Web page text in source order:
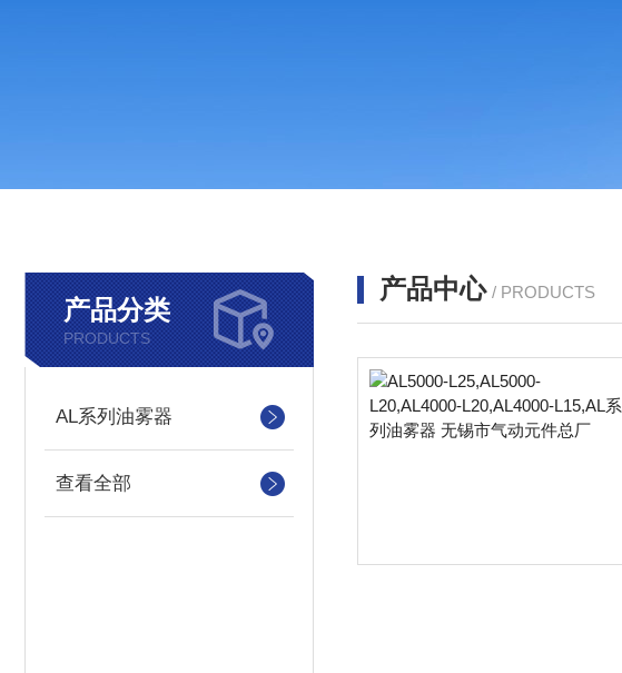
产品分类
PRODUCTS
AL系列油雾器
查看全部
产品中心 / PRODUCTS